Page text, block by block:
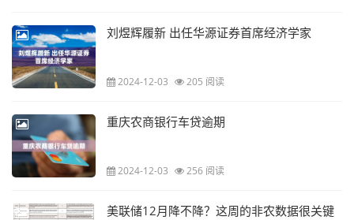
刘煜辉履新 出任华源证券首席经济学家
2024-12-03 205 阅读
重庆农商银行车贷逾期
2024-12-03 256 阅读
美联储12月降不降？这周的非农数据很关键